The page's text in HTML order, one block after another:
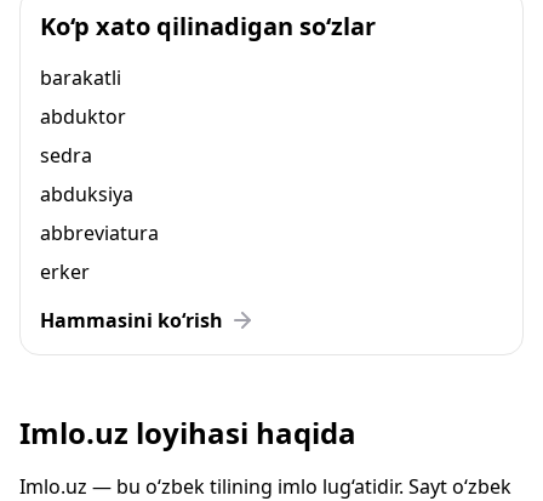
Ko‘p xato qilinadigan so‘zlar
barakatli
abduktor
sedra
abduksiya
abbreviatura
erker
Hammasini ko‘rish
Imlo.uz loyihasi haqida
Imlo.uz — bu o‘zbek tilining imlo lug‘atidir. Sayt o‘zbek